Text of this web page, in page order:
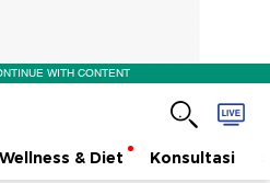
WITH CONTENT
Wellness & Diet Konsultasi